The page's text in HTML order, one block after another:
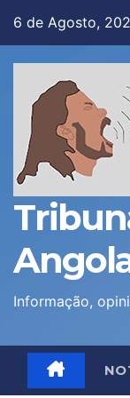
6 de Agosto,
Informação,